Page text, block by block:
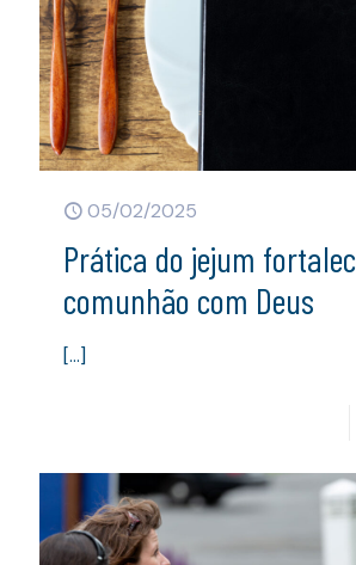
05/02/2025
Prática do jejum
comunhão com Deus
[…]